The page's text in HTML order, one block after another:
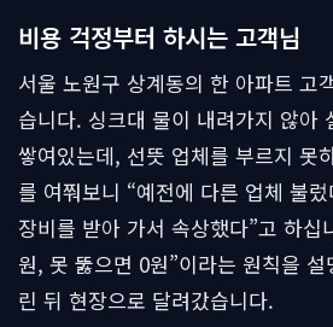
비용 걱정부터 하시는 고객님
서울 노원구 상계동의 한 아파트 고
습니다. 싱크대 물이 내려가지 않아
쌓여있는데, 선뜻 업체를 부르지 못
를 여쭤보니 “예전에 다른 업체 불
장비를 받아 가서 속상했다”고 하십
원, 못 뚫으면 0원”이라는 원칙을
린 뒤 현장으로 달려갔습니다.